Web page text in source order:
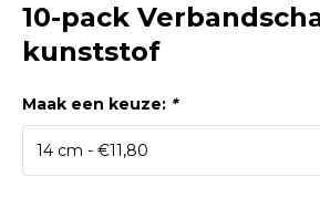
10-pack
kunststof
Maak een keuze: *